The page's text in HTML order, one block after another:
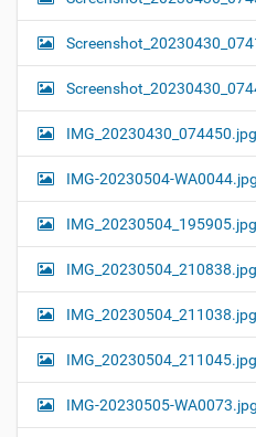
IMG_20230430_074450.jpg
IMG-20230504-WA0044.jpg
IMG_20230504_195905.jpg
IMG_20230504_210838.jpg
IMG_20230504_211038.jpg
IMG_20230504_211045.jpg
IMG-20230505-WA0073.jpg